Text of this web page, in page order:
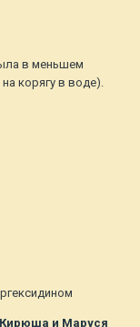
в меньшем
корягу в воде).
Кирюша и Маруся